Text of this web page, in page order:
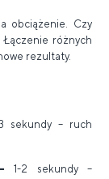
obciążenie. Czy
różnych
rezultaty.
sekundy – ruch
1-2 sekundy –